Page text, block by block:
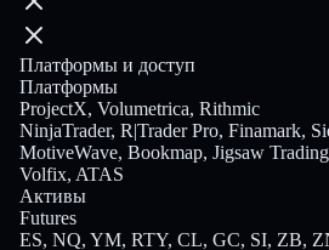
Платформы и доступ
Платформы
ProjectX, Volumetrica, Rithmic
NinjaTrader, R|Trader Pro, Finamark,
MotiveWave, Bookmap, Jigsaw
Volfix, ATAS
Активы
Futures
ES, NQ, YM, RTY, CL, GC, SI, ZB,